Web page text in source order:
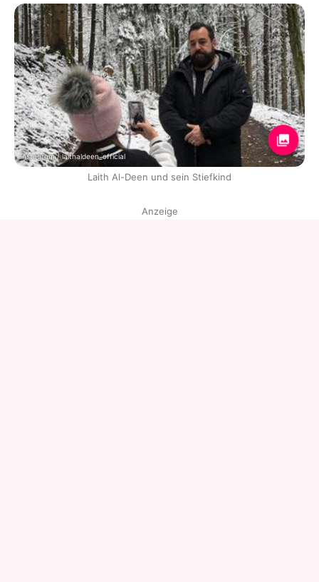
Instagram / laithaldeen_official
Laith Al-Deen und sein Stiefkind
Anzeige